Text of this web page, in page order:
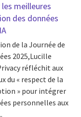
meilleures
des données
de la Journée de
2025,Lucille
réfléchit aux
du « respect de la
» pour intégrer
personnelles aux